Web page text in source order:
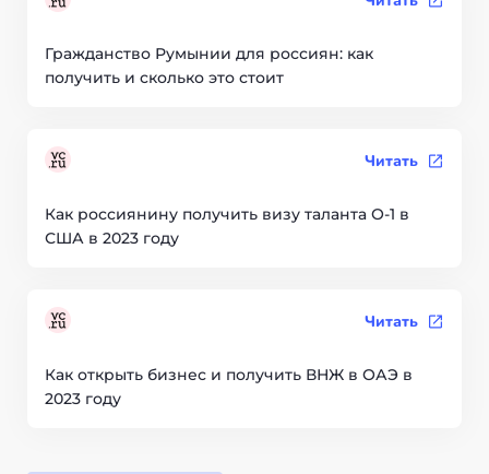
Гражданство Румынии для россиян: как
получить и сколько это стоит
Читать
Как россиянину получить визу таланта О-1 в
США в 2023 году
Читать
Как открыть бизнес и получить ВНЖ в ОАЭ в
2023 году